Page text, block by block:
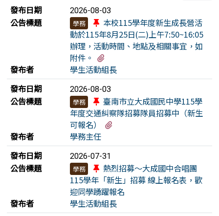
新聞列表
發布日期 2026-08-03
公告標題 學務
本校115學年度新生成長營活
動於115年8月25日(二)上午7:50~16:05
辦理，活動時間、地點及相關事宜，如
附件。
發布者
學生活動組長
發布日期
2026-08-03
公告標題 學務
臺南市立大成國民中學115學
年度交通糾察隊招募隊員招募中（新生
可報名）
發布者
學務主任
發布日期
2026-07-31
公告標題 學務
熱烈招募～大成國中合唱團
115學年「新生」招募 線上報名表，歡
迎同學踴躍報名
發布者
學生活動組長